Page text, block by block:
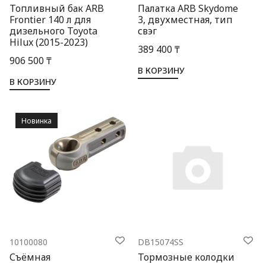
Топливный бак ARB
Frontier 140 л для
дизельного Toyota
Hilux (2015-2023)
906 500 ₸
В КОРЗИНУ
Палатка ARB Skydome
3, двухместная, тип
свэг
389 400 ₸
В КОРЗИНУ
10100080
Съёмная
Новинка
DB15074SS
Тормозные колодки